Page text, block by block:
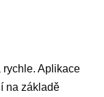
rychle. Aplikace
na základě